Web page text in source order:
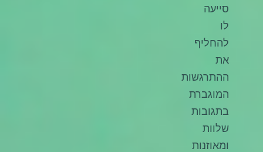
סייעה
לו
להחליף
את
ההתרגשות
המוגברת
בתגובות
שלוות
ומאוזנות